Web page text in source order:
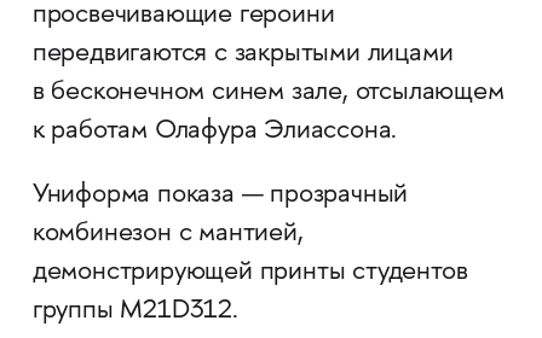
просвечивающие героини
передвигаются с закрытыми лицами
в бесконечном синем зале, отсылающем
к работам Олафура Элиассона.
Униформа показа — прозрачный
комбинезон с мантией,
демонстрирующей принты студентов
группы M21D312.